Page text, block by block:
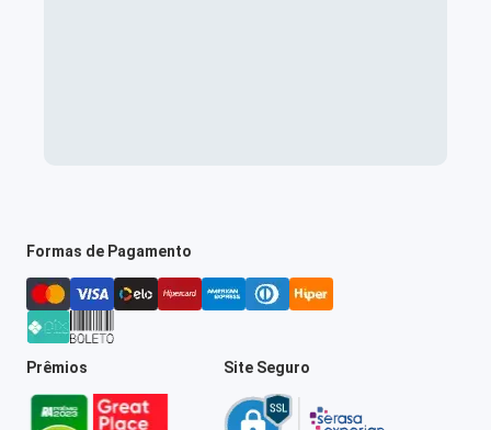
Formas de Pagamento
Prêmios Site Seguro